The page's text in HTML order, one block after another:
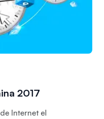
2017
Internet el